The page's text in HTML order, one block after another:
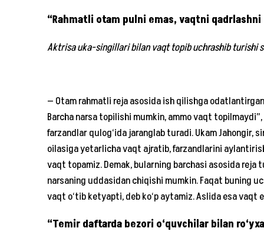
“Rahmatli otam pulni emas, vaqtni qadrlashni
Aktrisa uka-singillari bilan vaqt topib uchrashib turishi
— Otam rahmatli reja asosida ish qilishga
Barcha narsa topilishi mumkin, ammo vaqt
farzandlar qulog‘ida jaranglab turadi. Ukam Jahongir,
oilasiga yetarlicha vaqt ajratib, farzandlarini
vaqt topamiz. Demak, bularning barchasi asosida reja
narsaning uddasidan chiqishi mumkin. Faqat buning
vaqt o‘tib ketyapti, deb ko‘p aytamiz. Aslida esa vaqt
“Temir daftarda bezori o‘quvchilar bilan